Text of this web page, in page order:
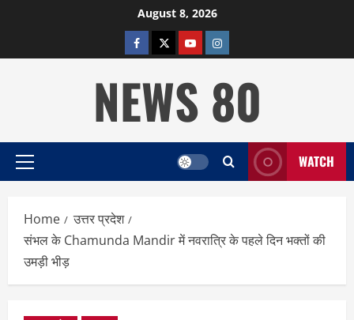
August 8, 2026
facebooktwitterYOUTUBE
instagram
NEWS 80
Primary
WATCH
Home
उत्तर प्रदेश
संभल के Chamunda Mandir में नवरात्रि के पहले दिन भक्तों की
उमड़ी भीड़